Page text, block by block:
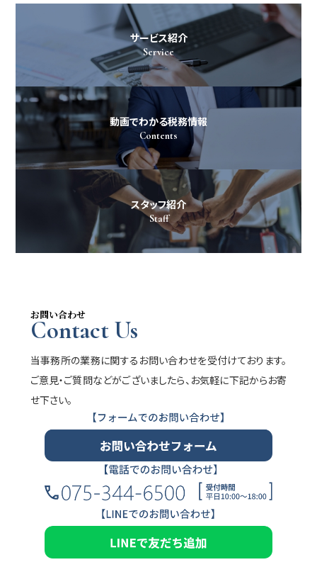
サービス紹介
Service
動画でわかる税務情報
Contents
スタッフ紹介
Staff
お問い合わせ
Contact Us
当事務所の業務に関するお問い合わせを受付けております。
ご意見・ご質問などがございましたら、お気軽に下記からお寄
せ下さい。